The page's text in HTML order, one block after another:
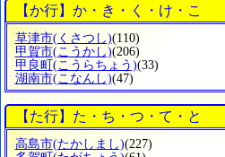
【か行】か・き・く・け・こ
草津市(くさつし)(110)
甲賀市(こうかし)(206)
甲良町 (こうらちょう)(33)
湖南市(こなんし)(47)
【た行】た・ち・つ・て・と
高島市(たかしまし)(227)